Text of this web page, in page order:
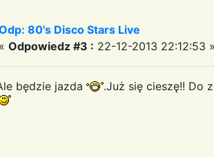
80's Disco Stars Live
« Odpowiedz #3 : 22-12-2013 22:12:53
będzie jazda .Już się cieszę!! Do